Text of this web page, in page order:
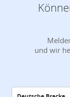
und wir